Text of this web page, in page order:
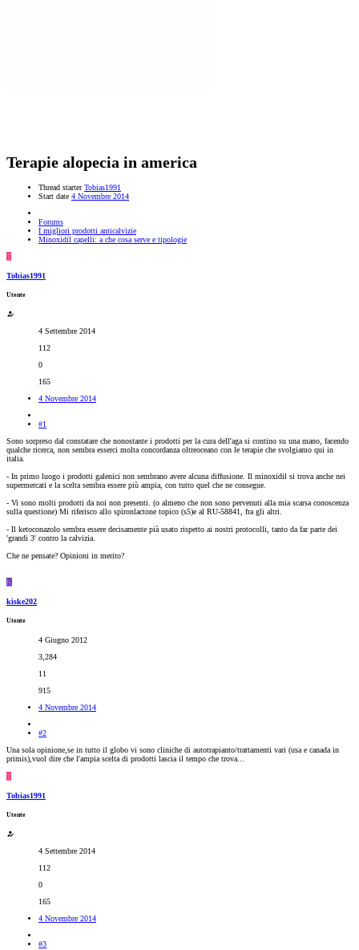
Terapie alopecia in america
Thread starter Tobias1991
Start date 4 Novembre 2014
Forums
I migliori prodotti anticalvizie
Minoxidil capelli: a che cosa serve e tipologie
T
Tobias1991
Utente
4 Settembre 2014
112
0
165
4 Novembre 2014
#1
Sono sorpreso dal constatare che nonostante i prodotti per la cura dell'aga si contino su una mano, facendo
qualche ricerca, non sembra esserci molta concordanza oltreoceano con le terapie che svolgiamo qui in
italia.
- In primo luogo i prodotti galenici non sembrano avere alcuna diffusione. Il minoxidil si trova anche nei
supermercati e la scelta sembra essere più ampia, con tutto quel che ne consegue.
- Vi sono molti prodotti da noi non presenti. (o almeno che non sono pervenuti alla mia scarsa conoscenza
sulla questione) Mi riferisco allo spironlactone topico (s5)e al RU-58841, fra gli altri.
- Il ketoconazolo sembra essere decisamente pià usato rispetto ai nostri protocolli, tanto da far parte dei
'grandi 3' contro la calvizia.
Che ne pensate? Opinioni in merito?
K
kiske202
Utente
4 Giugno 2012
3,284
11
915
4 Novembre 2014
#2
Una sola opinione,se in tutto il globo vi sono cliniche di autotrapianto/trattamenti vari (usa e canada in
primis),vuol dire che l'ampia scelta di prodotti lascia il tempo che trova...
T
Tobias1991
Utente
4 Settembre 2014
112
0
165
4 Novembre 2014
#3